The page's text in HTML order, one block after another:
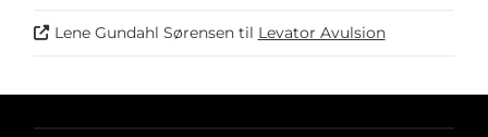
Lene Gundahl Sørensentil Levator Avulsion